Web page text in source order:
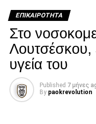
ΕΠΙΚΑΙΡΌΤΗΤΑ
Στο
Λουτσέσκου,
υγεία του
Published 7 μήνες
By paokrevolution